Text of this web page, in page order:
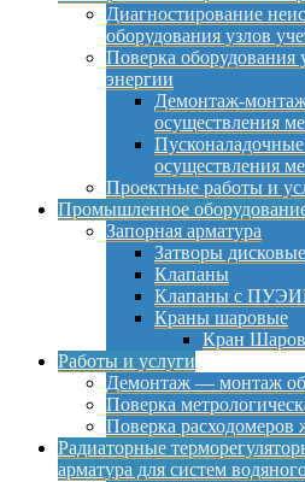
Диагностирование
оборудования узлов
Поверка оборудования
энергии
Демонтаж-
осуществления
осуществления
Проектные работы и
Промышленное
Запорная арматура
Затворы дисковые
Клапаны
Клапаны с
Краны шаровые
Кран
Работы и услуги
Демонтаж — монтаж
Поверка
Поверка расходомеров
Радиаторные
арматура для систем